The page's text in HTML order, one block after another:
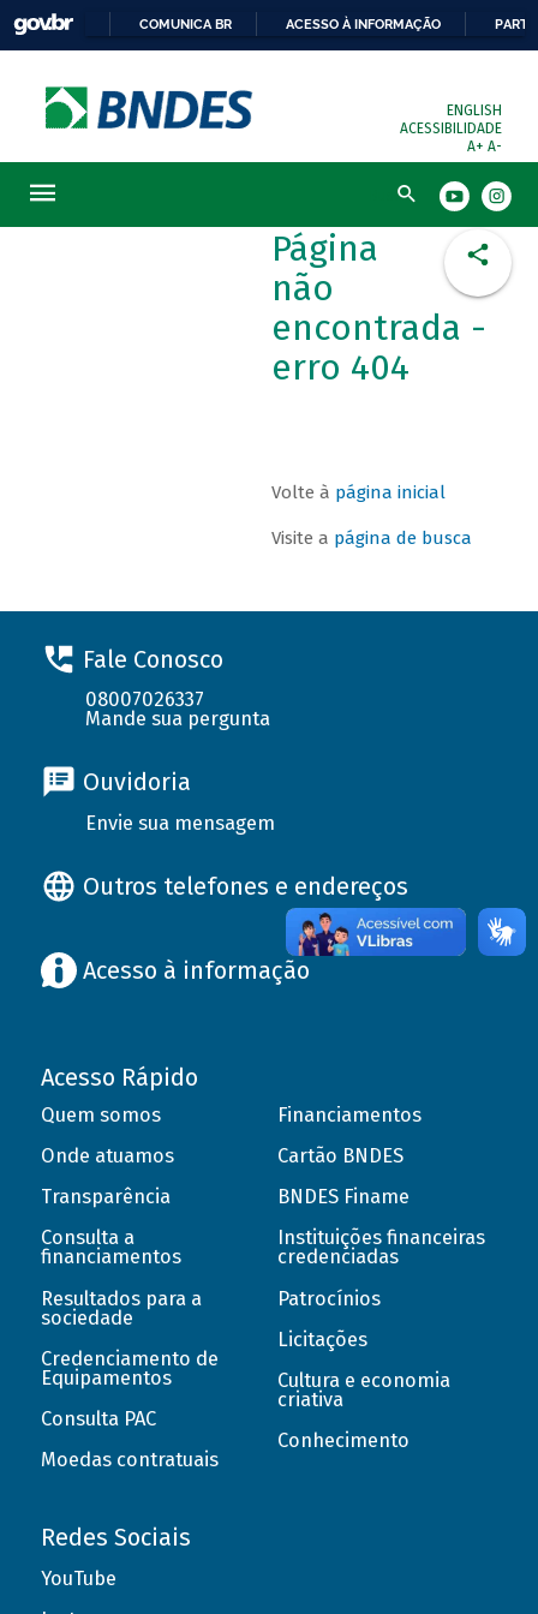
COMUNICA BR ACESSO À INFORMAÇÃO
ENGLISH
ACESSIBILIDADE
A+ A-
Busca
Página
não
encontrada -
erro 404
Volte à página inicial
Visite a página de busca
Fale Conosco
08007026337
Mande sua pergunta
Ouvidoria
Envie sua mensagem
Outros telefones e endereços
Acesso à informação
Acesso Rápido
Quem somos
Onde atuamos
Transparência
Consulta a
financiamentos
Resultados para a
sociedade
Credenciamento de
Equipamentos
Consulta PAC
Moedas contratuais
Financiamentos
Cartão BNDES
BNDES Finame
Instituições financeiras
credenciadas
Patrocínios
Licitações
Cultura e economia
criativa
Conhecimento
Redes Sociais
YouTube